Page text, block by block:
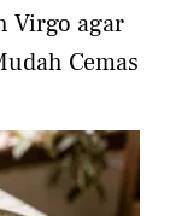
Virgo agar
Cemas